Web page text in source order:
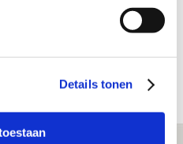
Details tonen
onder invloed